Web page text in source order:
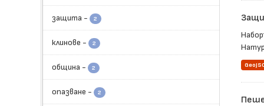
защита - 2
клинове - 2
община - 2
опазване - 2